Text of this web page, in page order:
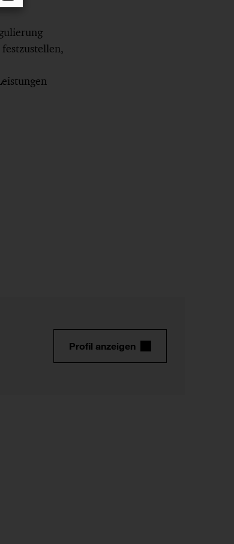
Profil anzeigen